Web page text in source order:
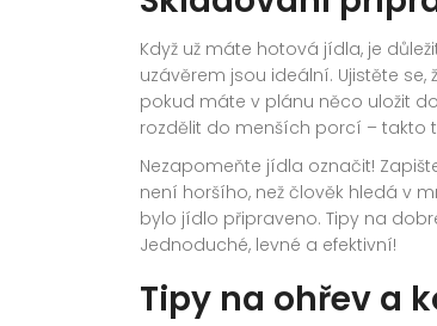
Když už máte hotová jídla, je
uzávěrem jsou ideální. Ujistěte
pokud máte v plánu něco uložit
rozdělit do menších porcí – takto
Nezapomeňte jídla označit!
není horšího, než člověk hledá v
bylo jídlo připraveno. Tipy na
Jednoduché, levné a efektivní!
Tipy na ohřev a